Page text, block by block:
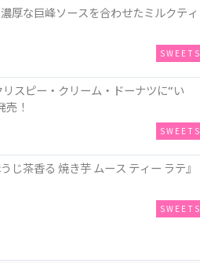
厚な巨峰ソースを合わせたミルクティ
SWEETS
スピー・クリーム・ドーナツに“い
！
SWEETS
茶香る 焼き芋 ムース ティー ラテ』
SWEETS